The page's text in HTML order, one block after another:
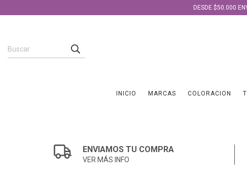
DESDE $50.000
INICIO MARCAS COLORACION
ENVIAMOS TU COMPRA
VER MÁS INFO